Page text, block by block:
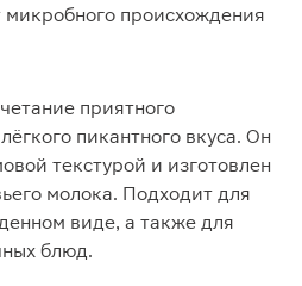
происхождения
приятного
пикантного вкуса. Он
текстурой и изготовлен
молока. Подходит для
виде, а также для
блюд.